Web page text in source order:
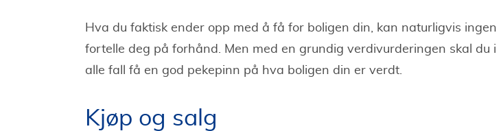
Hva du faktisk ender opp med å få for boligen din, kan naturligvis ingen
fortelle deg på forhånd. Men med en grundig verdivurderingen skal du i
alle fall få en god pekepinn på hva boligen din er verdt.
Kjøp og salg